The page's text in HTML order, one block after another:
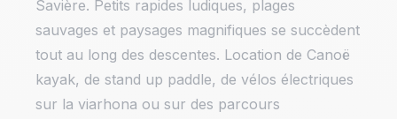
Savière. Petits rapides ludiques, plages
sauvages et paysages magnifiques se succèdent
tout au long des descentes. Location de Canoë
kayak, de stand up paddle, de vélos électriques
sur la viarhona ou sur des parcours